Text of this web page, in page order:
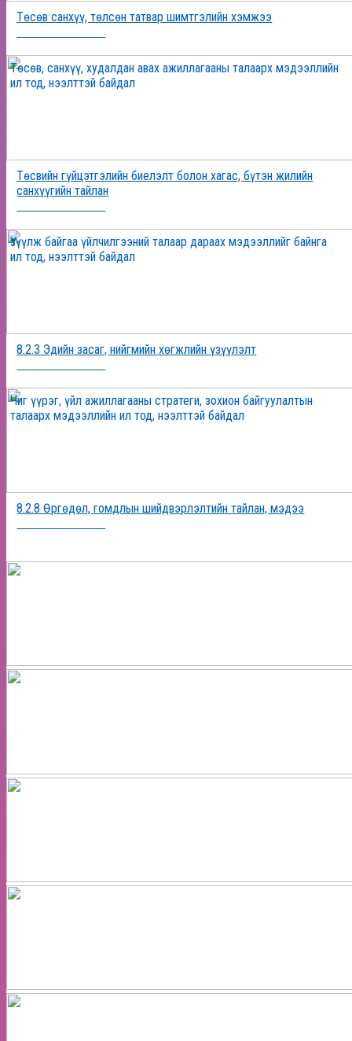
Төсөв санхүү, төлсөн татвар шимтгэлийн хэмжээ
Төсөв, санхүү, худалдан авах ажиллагааны талаарх мэдээллийн
ил тод, нээлттэй байдал
Төсвийн гүйцэтгэлийн биелэлт болон хагас, бүтэн жилийн
санхүүгийн тайлан
Үзүүлж байгаа үйлчилгээний талаар дараах мэдээллийг байнга
ил тод, нээлттэй байдал
8.2.3 Эдийн засаг, нийгмийн хөгжлийн үзүүлэлт
Чиг үүрэг, үйл ажиллагааны стратеги, зохион байгуулалтын
талаарх мэдээллийн ил тод, нээлттэй байдал
8.2.8 Өргөдөл, гомдлын шийдвэрлэлтийн тайлан, мэдээ